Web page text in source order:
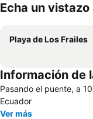
Echa un
Playa de Los Frailes
Información de
Pasando el puente, a
Ecuador
Ver más